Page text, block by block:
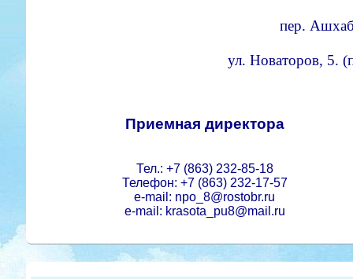
пер.
ул. Новаторов, 5.
Приемная директора
Тел.: +7 (863) 232-85-18
Телефон: +7 (863) 232-17-57
e-mail: npo_8@rostobr.ru
e-mail: krasota_pu8@mail.ru